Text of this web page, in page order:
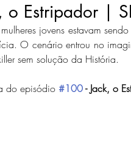
Estripador |
jovens estavam
O cenário entrou no
sem solução da História.
do episódio #100 - Jack, o